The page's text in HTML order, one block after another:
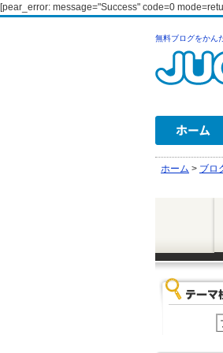
[pear_error: message="Success" code=0
無料ブログをかん
ホーム > ブロ